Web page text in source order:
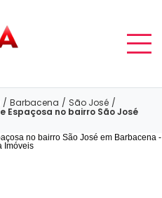
/ Barbacena / São José /
Espaçosa no bairro São José